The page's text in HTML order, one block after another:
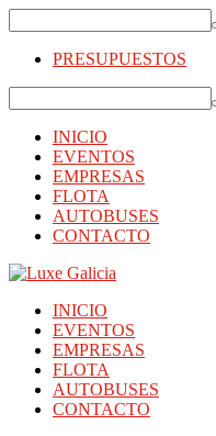
PRESUPUESTOS
INICIO
EVENTOS
EMPRESAS
FLOTA
AUTOBUSES
CONTACTO
INICIO
EVENTOS
EMPRESAS
FLOTA
AUTOBUSES
CONTACTO